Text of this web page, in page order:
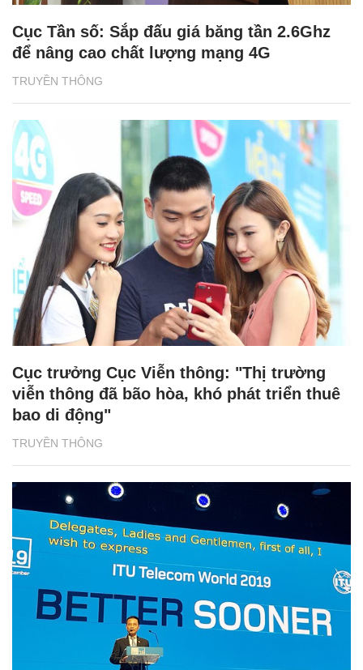
TRUYỀN THÔNG
Cục Tần số: Sắp đấu giá băng tần 2.6Ghz
để nâng cao chất lượng mạng 4G
TRUYỀN THÔNG
Cục trưởng Cục Viễn thông: "Thị trường
viễn thông đã bão hòa, khó phát triển thuê
bao di động"